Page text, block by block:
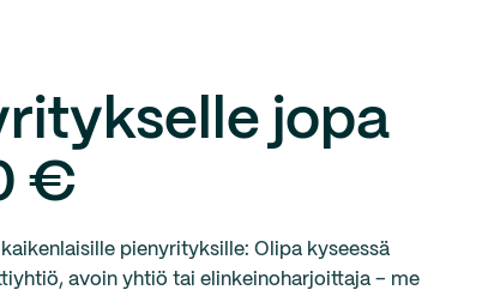
jopa
€
pienyrityksille: Olipa kyseessä
avoin yhtiö tai elinkeinoharjoittaja – me